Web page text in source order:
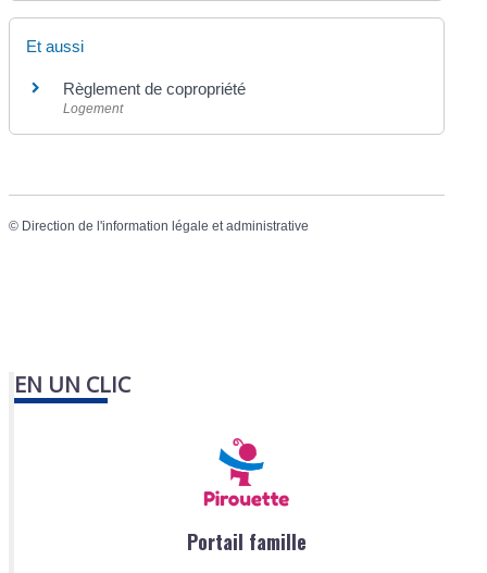
Et aussi
Règlement de copropriété
Logement
© Direction de l'information légale et administrative
EN UN CLIC
Portail famille